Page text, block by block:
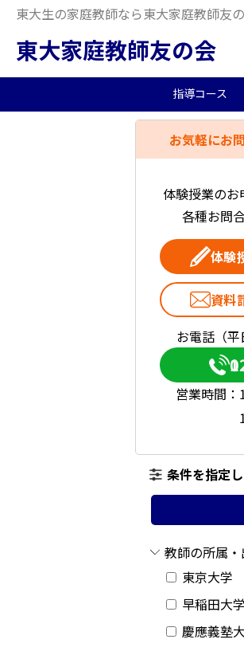
東大生の家庭教師なら東大家庭教師友
東大家庭教師友の会
指導コース
中学受験/塾対策
大学生向け
料金概要
当会の特徴
東大生の教師を探
2026年度合格実績
お気軽にお
体験授業のお
各種お問
体験
資料
お電話（平
営業時間：
条件を指定
教師の所属
東京大学
早稲田大学
慶應義塾
＜ 戻る
首都圏
関西圏
上記以